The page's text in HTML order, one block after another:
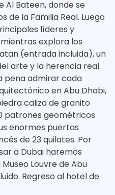
Al Bateen, donde se
de la Familia Real. Luego
líderes y
explora los
(entrada incluida), un
arte y la herencia real
pena admirar cada
en Abu Dhabi,
caliza de granito
patrones geométricos
enormes puertas
de 23 quilates. Por
a Dubai haremos
Louvre de Abu
Regreso al hotel de